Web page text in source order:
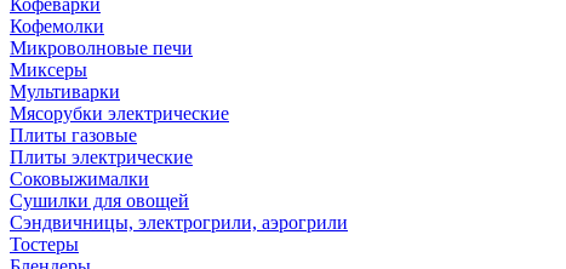
Кофеварки
Кофемолки
Микроволновые печи
Миксеры
Мультиварки
Мясорубки электрические
Плиты газовые
Плиты электрические
Соковыжималки
Сушилки для овощей
Сэндвичницы, электрогрили, аэрогрили
Тостеры